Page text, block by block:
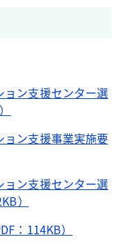
ョン支援センター選
ョン支援事業実施要
ョン支援センター選
）
：114KB）